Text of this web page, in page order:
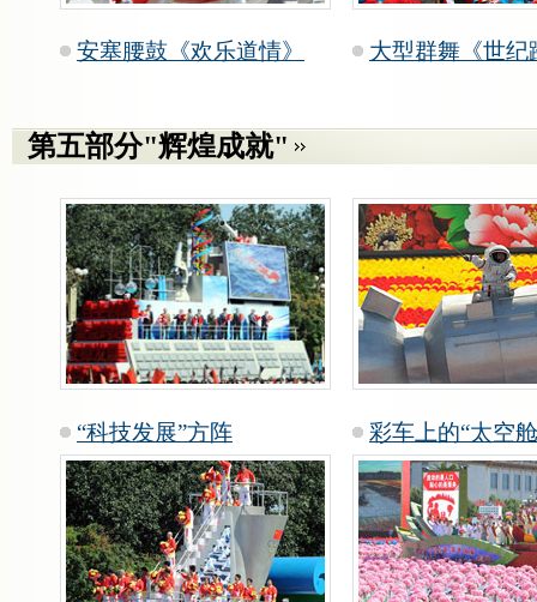
安塞腰鼓《欢乐道情》 大型群舞《世纪
第五部分"辉煌成就"
“科技发展”方阵 彩车上的“太空